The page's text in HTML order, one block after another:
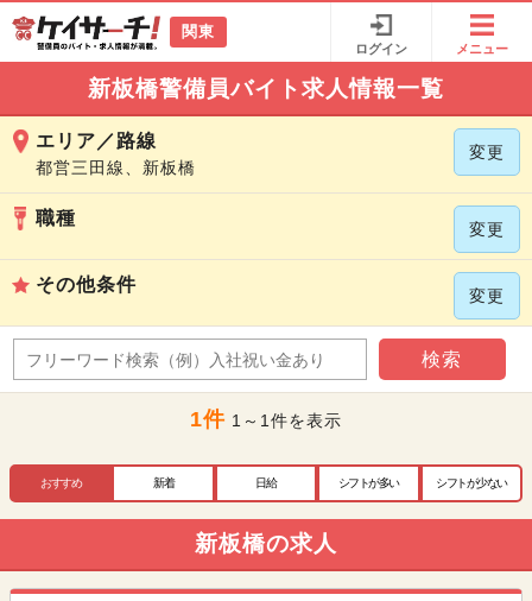
関東
ログイン メニュー
新板橋警備員バイト求人情報一覧
エリア／路線
都営三田線、新板橋
変更
職種
変更
その他条件
変更
検索
1件 1～1件を表示
おすすめ 新着 日給 シフトが多い シフトが少ない
新板橋の求人